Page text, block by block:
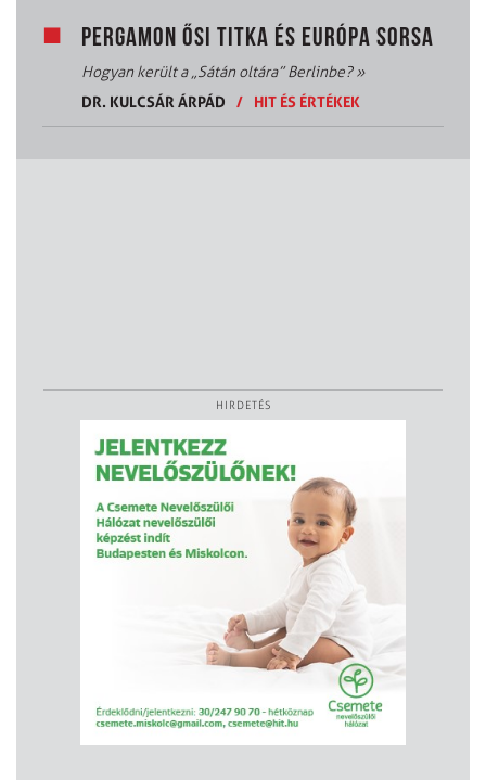
PERGAMON ŐSI TITKA ÉS EURÓPA SORSA
Hogyan került a „Sátán oltára” Berlinbe?»
DR. KULCSÁR ÁRPÁD
/ HIT ÉS ÉRTÉKEK
HIRDETÉS